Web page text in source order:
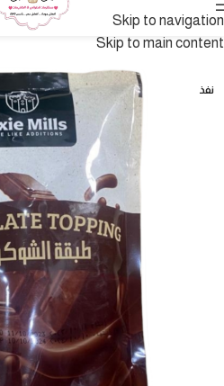
Skip to navigation
Skip to main content
نفذ